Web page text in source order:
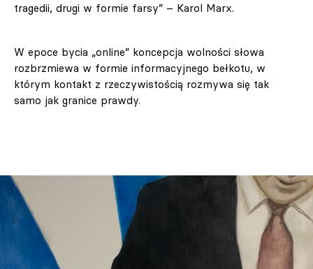
tragedii, drugi w formie farsy” – Karol Marx.
W epoce bycia „online” koncepcja wolności słowa
rozbrzmiewa w formie informacyjnego bełkotu, w
którym kontakt z rzeczywistością rozmywa się tak
samo jak granice prawdy.